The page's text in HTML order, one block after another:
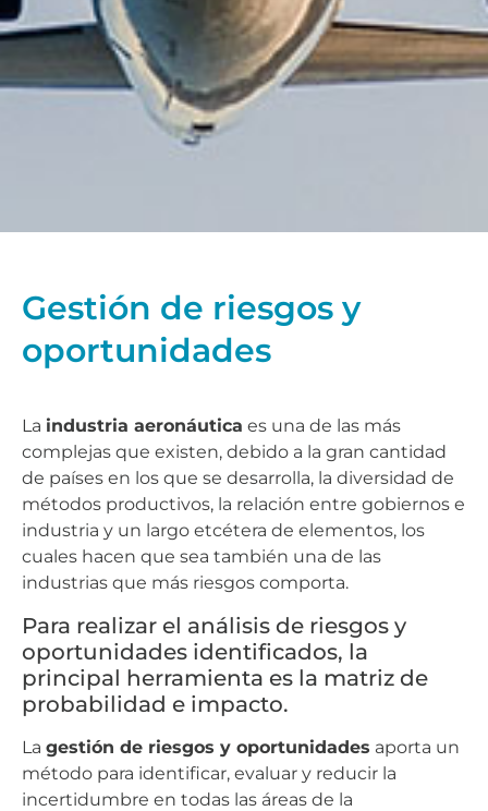
Gestión de riesgos y
oportunidades
La industria aeronáutica es una de las más
complejas que existen, debido a la gran cantidad
de países en los que se desarrolla, la diversidad de
métodos productivos, la relación entre gobiernos e
industria y un largo etcétera de elementos, los
cuales hacen que sea también una de las
industrias que más riesgos comporta.
Para realizar el análisis de riesgos y
oportunidades identificados, la
principal herramienta es la matriz de
probabilidad e impacto.
La gestión de riesgos y oportunidades aporta un
método para identificar, evaluar y reducir la
incertidumbre en todas las áreas de la